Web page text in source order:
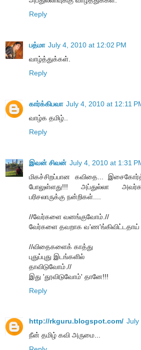
Reply
பத்மா July 4, 2010 at 12:02 PM
வாழ்த்துக்கள்.
Reply
கார்க்கிபவா July 4, 2010 at 12:11
வாழ்க தமிழ்..
Reply
இவன் சிவன் July 4, 2010 at 1:31
மிகச்சிறப்பான கவிதை...
போலுள்ளது!!! அப்துல்லா
பரிசலாருக்கு நன்றிகள்....
//வேர்களை வனங்குவோம்.//
வேர்களை தவறாக வ'ண'ங்கிவிட்டதாய்
//விதைகளைக் காத்து
புதுப்புது இடங்களில்
தாவிடுவோம்.//
இது 'தூவிடுவோம்' தானே!!!
Reply
http://rkguru.blogspot.com/ July
நீன் தமிழ் கவி அருமை...